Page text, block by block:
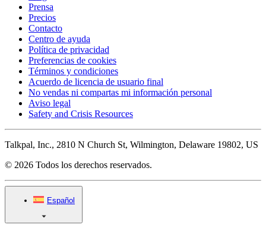
Prensa
Precios
Contacto
Centro de ayuda
Política de privacidad
Preferencias de cookies
Términos y condiciones
Acuerdo de licencia de usuario final
No vendas ni compartas mi información personal
Aviso legal
Safety and Crisis Resources
Talkpal, Inc., 2810 N Church St, Wilmington, Delaware 19802, US
© 2026 Todos los derechos reservados.
Español